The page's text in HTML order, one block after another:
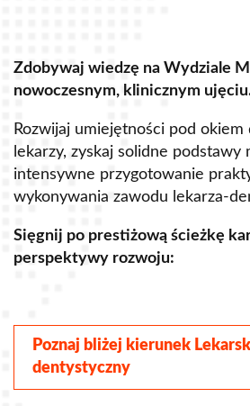
Zdobywaj wiedzę na Wydziale
unikalnym, holistycznym ujęciu.
Rozwijaj umiejętności pod okiem
solidne podstawy naukowe oraz
przygotowanie do pracy w
obszarach psychologii.
Sięgnij po nowe możliwości
Poznaj bliżej nasz kierunek